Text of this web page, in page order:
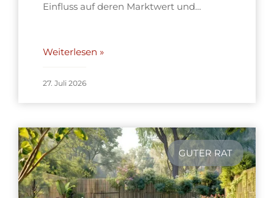
Einfluss auf deren Marktwert und…
Weiterlesen »
27. Juli 2026
GUTER RAT